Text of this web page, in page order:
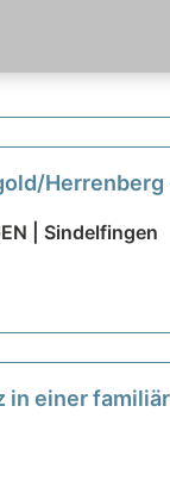
| Sindelfingen
einer